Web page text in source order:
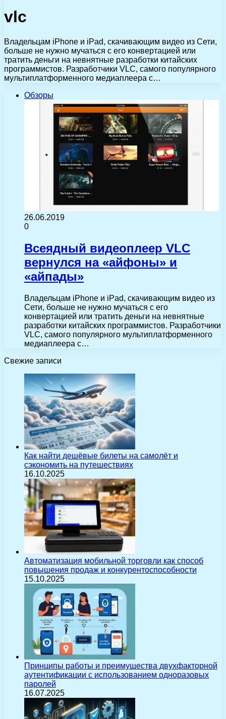
vlc
Владельцам iPhone и iPad, скачивающим видео из Сети,
больше не нужно мучаться с его конвертацией или
тратить деньги на невнятные разработки китайских
программистов. Разработчики VLC, самого популярного
мультиплатформенного медиаплеера с…
Обзоры
26.06.2019
0
Всеядный видеоплеер VLC
вернулся на «айфоны» и
«айпады»
Владельцам iPhone и iPad, скачивающим видео из
Сети, больше не нужно мучаться с его
конвертацией или тратить деньги на невнятные
разработки китайских программистов. Разработчики
VLC, самого популярного мультиплатформенного
медиаплеера с…
Свежие записи
Как найти дешёвые билеты на самолёт и
сэкономить на путешествиях
16.10.2025
Автоматизация мобильной торговли как способ
повышения продаж и конкурентоспособности
15.10.2025
Принципы работы и преимущества двухфакторной
аутентификации с использованием одноразовых
паролей
16.07.2025